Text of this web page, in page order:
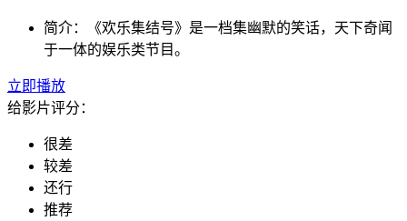
简介：
《欢乐集结号》是一档集幽默的笑话，天下奇闻
于一体的娱乐类节目。
立即播放
给影片评分：
很差
较差
还行
推荐